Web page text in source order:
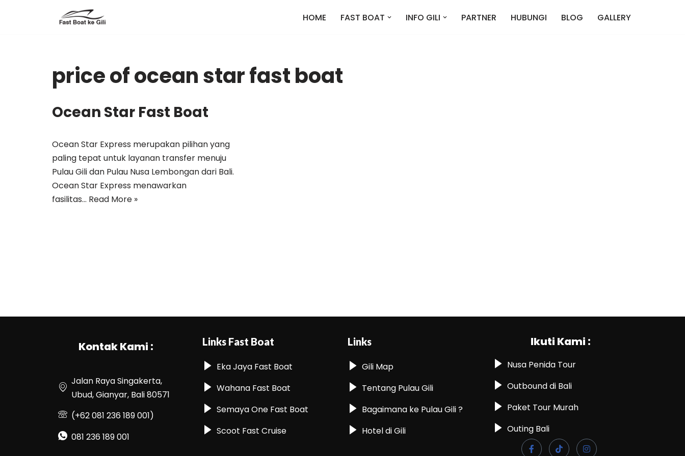
HOME FAST BOAT INFO GILI PARTNER HUBUNGI BLOG GALLERY
price of ocean star fast boat
Ocean Star Fast Boat
Ocean Star Express merupakan pilihan yang
paling tepat untuk layanan transfer menuju
Pulau Gili dan Pulau Nusa Lembongan dari Bali.
Ocean Star Express menawarkan
fasilitas… Read More »
Kontak Kami :
Jalan Raya Singakerta,
Ubud, Gianyar, Bali 80571
(+62 081 236 189 001)
081 236 189 001
Links Fast Boat
Eka Jaya Fast Boat
Wahana Fast Boat
Semaya One Fast Boat
Scoot Fast Cruise
Links
Gili Map
Tentang Pulau Gili
Bagaimana ke Pulau Gili ?
Hotel di Gili
Ikuti Kami :
Nusa Penida Tour
Outbound di Bali
Paket Tour Murah
Outing Bali